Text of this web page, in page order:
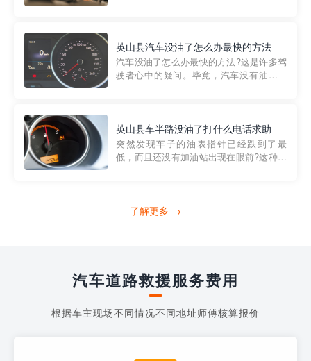
的送油师傅，解决没油的紧急情况。 首
先，让我们来了解一下穿...
英山县汽车没油了怎么办最快的方法
汽车没油了怎么办最快的方法?这是许多驾
驶者心中的疑问。毕竟，汽车没有油就无
越者小程序是一款专门解决汽车没油问题
的在线服务平台。通过...
英山县车半路没油了打什么电话求助
突然发现车子的油表指针已经跌到了最
低，而且还没有加油站出现在眼前?这种情
打4006363122请求送油人员来帮助你。
了解更多 →
汽车道路救援服务费用
根据车主现场不同情况不同地址师傅核算报价